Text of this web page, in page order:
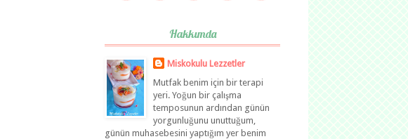
Hakkımda
Miskokulu Lezzetler
Mutfak benim için bir terapi
yeri. Yoğun bir çalışma
temposunun ardından günün
yorgunluğunu unuttuğum,
günün muhasebesini yaptığım yer benim